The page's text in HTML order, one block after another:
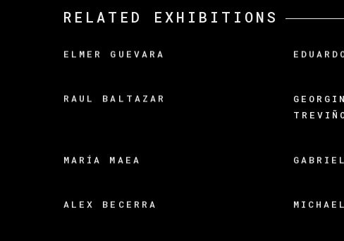
RELATED EXHIBITIONS
ELMER GUEVARA
RAUL BALTAZAR
MARÍA MAEA
ALEX BECERRA